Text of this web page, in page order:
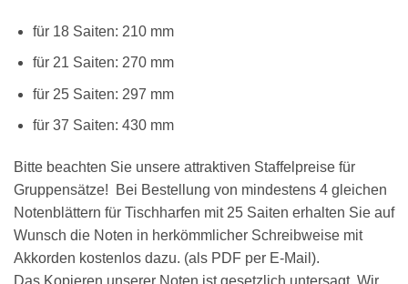
für 18 Saiten: 210 mm
für 21 Saiten: 270 mm
für 25 Saiten: 297 mm
für 37 Saiten: 430 mm
Bitte beachten Sie unsere attraktiven Staffelpreise für
Gruppensätze! Bei Bestellung von mindestens 4 gleichen
Notenblättern für Tischharfen mit 25 Saiten erhalten Sie auf
Wunsch die Noten in herkömmlicher Schreibweise mit
Akkorden kostenlos dazu. (als PDF per E-Mail).
Chat Support
AKKORDZITHER